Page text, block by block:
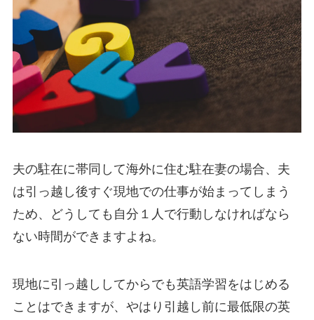
夫の駐在に帯同して海外に住む駐在妻の場合、夫
は引っ越し後すぐ現地での仕事が始まってしまう
ため、どうしても自分１人で行動しなければなら
ない時間ができますよね。
現地に引っ越ししてからでも英語学習をはじめる
ことはできますが、やはり引越し前に最低限の英